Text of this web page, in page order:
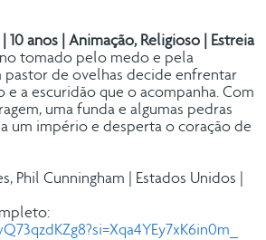
10 anos | Animação, Religioso | Estreia
tomado pelo medo e pela
pastor de ovelhas decide enfrentar
e a escuridão que o acompanha. Com
uma funda e algumas pedras
um império e desperta o coração de
Phil Cunningham | Estados Unidos |